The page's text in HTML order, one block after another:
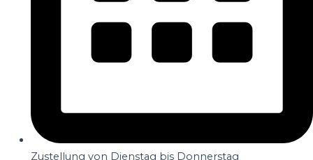
Zustellung von Dienstag bis Donnerstag